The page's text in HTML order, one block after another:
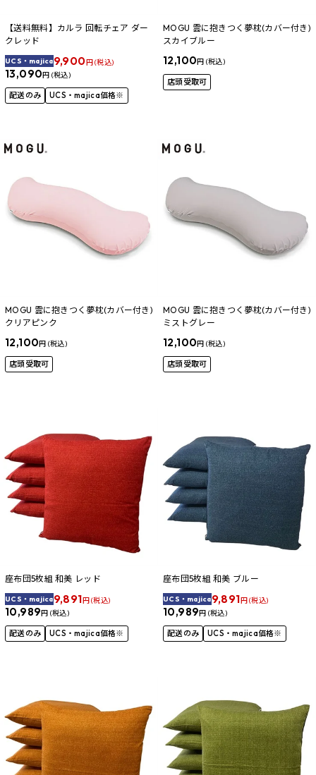
【送料無料】カルラ 回転チェア ダー
クレッド
UCS・majica9,900円 (税込)
13,090円 (税込)
配送のみ UCS・majica価格※
MOGU 雲に抱きつく夢枕(カバー付き)
スカイブルー
12,100円 (税込)
店頭受取可
MOGU 雲に抱きつく夢枕(カバー付き)
クリアピンク
12,100円 (税込)
店頭受取可
MOGU 雲に抱きつく夢枕(カバー付き)
ミストグレー
12,100円 (税込)
店頭受取可
座布団5枚組 和美 レッド
UCS・majica9,891円 (税込)
10,989円 (税込)
配送のみ UCS・majica価格※
座布団5枚組 和美 ブルー
UCS・majica9,891円 (税込)
10,989円 (税込)
配送のみ UCS・majica価格※